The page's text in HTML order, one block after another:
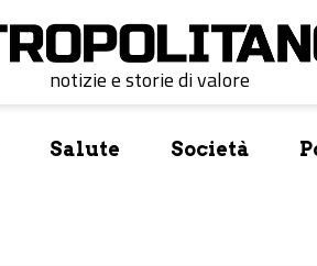
notizie e storie di valore
Salute Società